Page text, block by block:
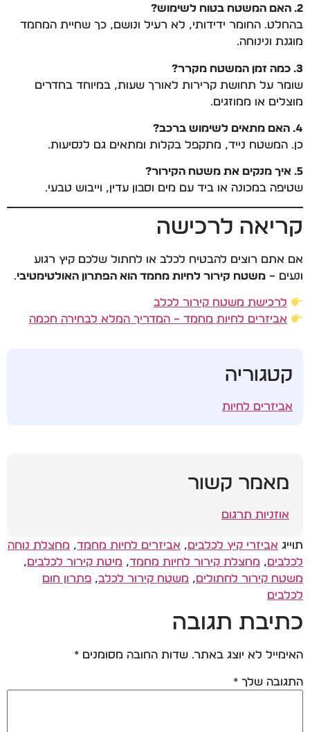
2. האם המשטח בטוח לשימוש?
בהחלט. החומר ידידותי, לא רעיל ונושם, כך שחיית המחמד
מוגנת ונינוחה.
3. כמה זמן המשטח מקרר?
שומר על תחושת קרירות לאורך שעות, במיוחד בחדרים
מוצלים או ממוזגים.
4. האם מתאים לשימוש ברכב?
כן. המשטח נייד, מתקפל בקלות ומתאים גם לנסיעות.
5. איך מנקים את משטח הקירור?
שטיפה במכונה או ביד עם מים וסבון עדין, וייבוש טבעי.
קריאה לרכישה
אם אתם רוצים להבטיח לכלב או לחתול שלכם קיץ רגוע
ונעים – משטח קירור לחיות מחמד הוא הפתרון האולטימטיבי.
לרכישת משטח קירור לכלב
אביזרים לחיות מחמד – המדריך המלא לבחירה חכמה
קטגוריה
אביזרים לחיות
מאמר קשור
אוזניות תרגום
תוייג אביזרי קיץ לכלבים, אביזרים לחיות מחמד, מחצלת נוחה
לכלבים, מחצלת קירור לחיות מחמד, מיטת קירור לכלבים,
משטח קירור לחתולים, משטח קירור לכלב, פתרון חום
לכלבים
כתיבת תגובה
האימייל לא יוצג באתר. שדות החובה מסומנים *
התגובה שלך *